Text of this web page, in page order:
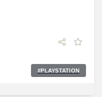
#PLAYSTATION